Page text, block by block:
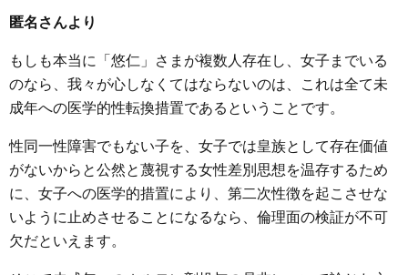
匿名さんより
もしも本当に「悠仁」さまが複数人存在し、女子までいる
のなら、我々が心しなくてはならないのは、これは全て未
成年への医学的性転換措置であるということです。
性同一性障害でもない子を、女子では皇族として存在価値
がないからと公然と蔑視する女性差別思想を温存するため
に、女子への医学的措置により、第二次性徴を起こさせな
いように止めさせることになるなら、倫理面の検証が不可
欠だといえます。